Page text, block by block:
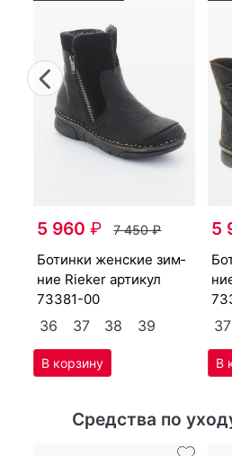
Previous
5 960₽ 7 450₽
бо­тин­ки женс­кие зим­
ние Ri­eker артикул
73381-00
36 37 38 39
бо­тин­ки женс­кие зим­
37
Средства по